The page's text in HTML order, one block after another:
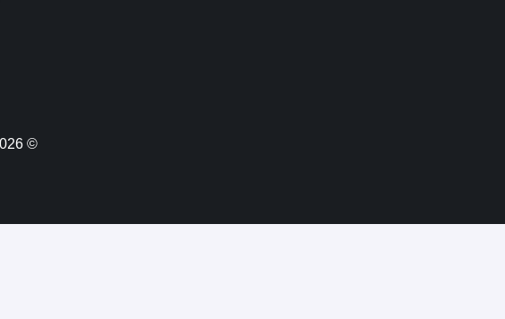
© 2026. All rights reserved. Current Power